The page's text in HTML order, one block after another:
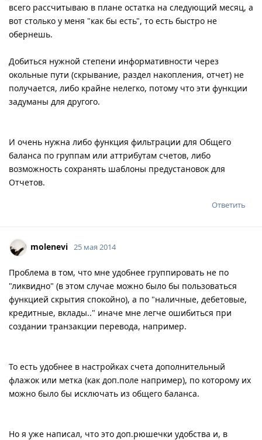
всего рассчитываю в плане остатка на следующий месяц, а
вот столько у меня "как бы есть", то есть быстро не
обернешь.
Добиться нужной степени информативности через
окольные пути (скрывание, раздел накопления, отчет) не
получается, либо крайне нелегко, потому что эти функции
задуманы для другого.
И очень нужна либо функция фильтрации для Общего
баланса по группам или аттрибутам счетов, либо
возможность сохранять шаблоны предустановок для
Отчетов.
Ответить
molenevi 25 мая 2014
Проблема в том, что мне удобнее группировать не по
"ликвидно" (в этом случае можно было бы пользоваться
функцией скрытия спокойно), а по "наличные, дебетовые,
кредитные, вклады.." иначе мне легче ошибиться при
создании транзакции перевода, например.
То есть удобнее в настройках счета дополнительный
флажок или метка (как доп.поле например), по которому их
можно было бы исключать из общего баланса.
Но я уже написал, что это доп.рюшечки удобства и, в